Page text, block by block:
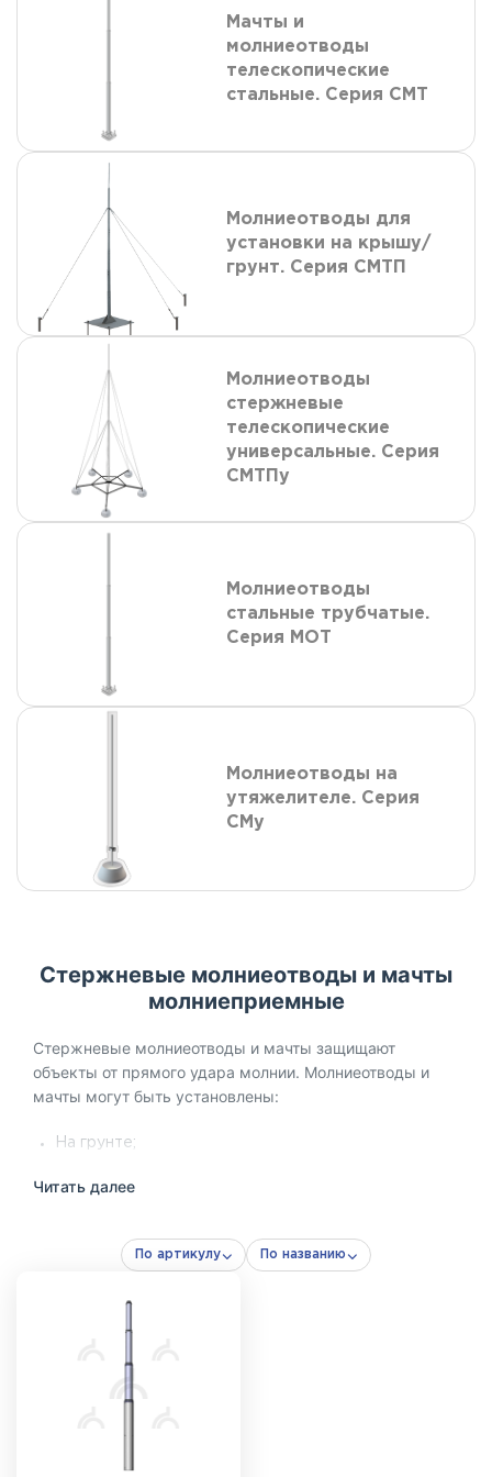
Мачты и
молниеотводы
телескопические
стальные. Серия СМТ
Молниеотводы для
установки на крышу/
грунт. Серия СМТП
Молниеотводы
стержневые
телескопические
универсальные. Серия
СМТПу
Молниеотводы
стальные трубчатые.
Серия МОТ
Молниеотводы на
утяжелителе. Серия
СМу
Стержневые молниеотводы и мачты
молниеприемные
Стержневые молниеотводы и мачты защищают
объекты от прямого удара молнии. Молниеотводы и
мачты могут быть установлены:
На грунте;
На фасаде здания.
(элементы заземления в состав молниеотвода не
Читать далее
По артикулу По названию